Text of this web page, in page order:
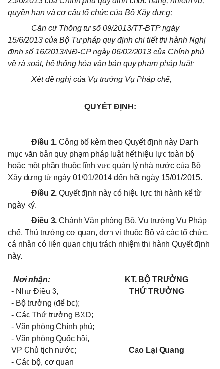
quyền hạn và cơ cấu tổ chức của Bộ Xây dựng;
Căn cứ Thông tư số 09/2013/TT-BTP ngày
15/6/2013 của Bộ Tư pháp quy định chi tiết thi hành Nghị
định số 16/2013/NĐ-CP ngày 06/02/2013 của Chính phủ
về rà soát, hệ thống hóa văn bản quy phạm pháp luật;
Xét đề nghị của Vụ trưởng Vụ Pháp chế,
QUYẾT ĐỊNH:
Điều 1. Công bố kèm theo Quyết định này Danh
mục văn bản quy phạm pháp luật hết hiệu lực toàn bộ
hoặc một phần thuộc lĩnh vực quản lý nhà nước của Bộ
Xây dựng từ ngày 01/01/2014 đến hết ngày 15/01/2015.
Điều 2. Quyết định này có hiệu lực thi hành kể từ
ngày ký.
Điều 3. Chánh Văn phòng Bộ, Vụ trưởng Vụ Pháp
chế, Thủ trưởng cơ quan, đơn vị thuộc Bộ và các tổ chức,
cá nhân có liên quan chịu trách nhiệm thi hành Quyết định
này.
Nơi nhận:
- Như Điều 3;
- Bộ trưởng (để bc);
- Các Thứ trưởng BXD;
- Văn phòng Chính phủ;
- Văn phòng Quốc hội,
VP Chủ tịch nước;
- Các bộ, cơ quan
KT. BỘ TRƯỞNG
THỨ TRƯỞNG
Cao Lại Quang